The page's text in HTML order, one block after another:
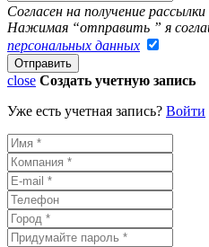
Согласен на получение рассылки
Нажимая “отправить ” я
персональных данных
close Создать учетную запись
Уже есть учетная запись? Войти